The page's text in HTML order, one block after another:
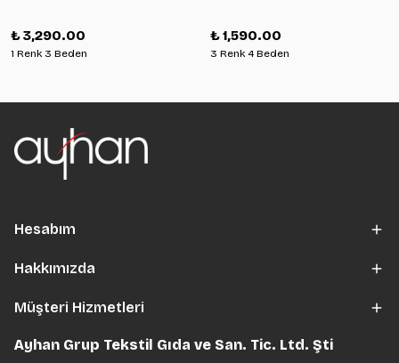
₺ 3,290.00
1 Renk 3 Beden
₺ 1,590.00
3 Renk 4 Beden
Hesabım
Hakkımızda
Müşteri Hizmetleri
Ayhan Grup Tekstil Gıda ve San. Tic. Ltd. Şti